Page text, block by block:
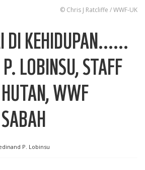
© Chris J Ratcliffe / WWF-UK
DI KEHIDUPAN......
LOBINSU, STAFF
WWF
P. Lobinsu